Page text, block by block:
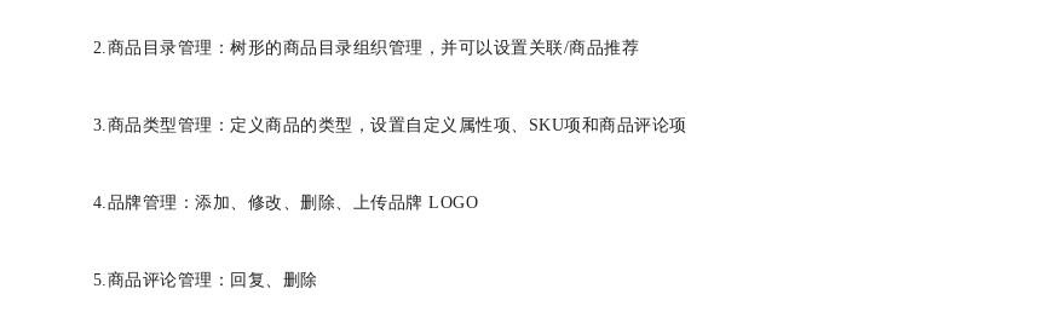
2.商品目录管理：树形的商品目录组织管理，并可以设置关联/商品推荐
3.商品类型管理：定义商品的类型，设置自定义属性项、SKU项和商品评论项
4.品牌管理：添加、修改、删除、上传品牌 LOGO
5.商品评论管理：回复、删除